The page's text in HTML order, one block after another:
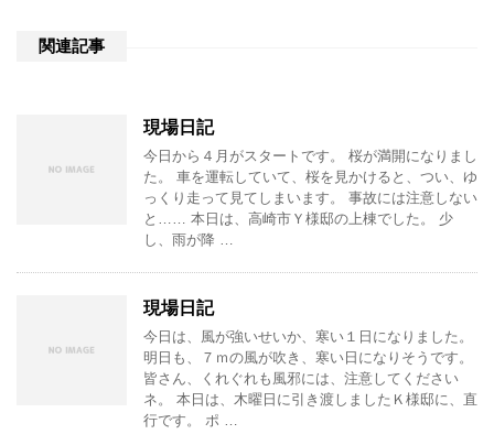
関連記事
現場日記
今日から４月がスタートです。 桜が満開になりまし
た。 車を運転していて、桜を見かけると、つい、ゆ
っくり走って見てしまいます。 事故には注意しない
と…… 本日は、高崎市Ｙ様邸の上棟でした。 少
し、雨が降 …
現場日記
今日は、風が強いせいか、寒い１日になりました。
明日も、７ｍの風が吹き、寒い日になりそうです。
皆さん、くれぐれも風邪には、注意してください
ネ。 本日は、木曜日に引き渡しましたＫ様邸に、直
行です。 ポ …